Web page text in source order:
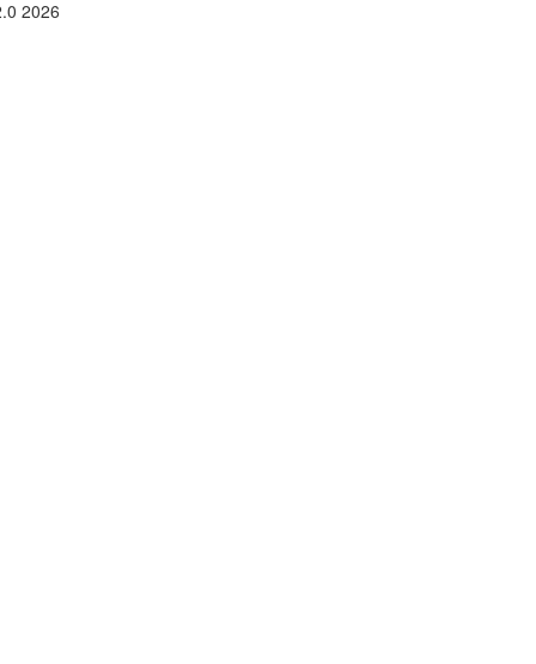
2026